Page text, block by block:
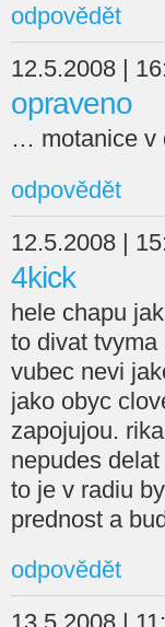
odpovědět
12.5.2008 |
opraveno
… motanice v
odpovědět
12.5.2008 |
4kick
hele chapu
to divat
vubec nevi
jako obyc
zapojujou.
nepudes
to je v radiu
prednost a
odpovědět